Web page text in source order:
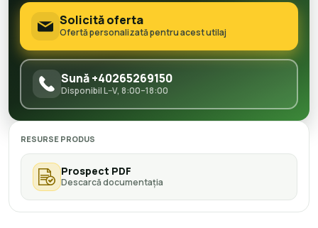
Solicită oferta
Ofertă personalizată pentru acest utilaj
Sună +40265269150
Disponibil L–V, 8:00–18:00
RESURSE PRODUS
Prospect PDF
Descarcă documentația